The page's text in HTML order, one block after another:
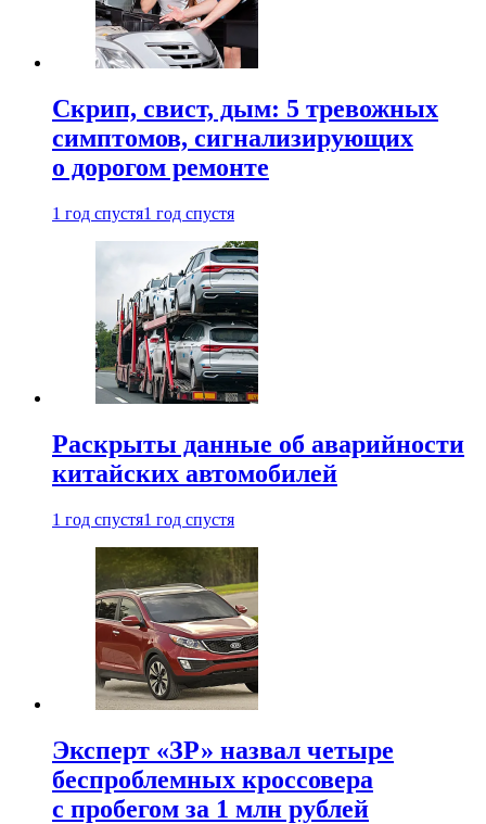
Скрип, свист, дым: 5 тревожных
симптомов, сигнализирующих
о дорогом ремонте
1 год спустя1 год спустя
Раскрыты данные об аварийности
китайских автомобилей
1 год спустя1 год спустя
Эксперт «ЗР» назвал четыре
беспроблемных кроссовера
с пробегом за 1 млн рублей